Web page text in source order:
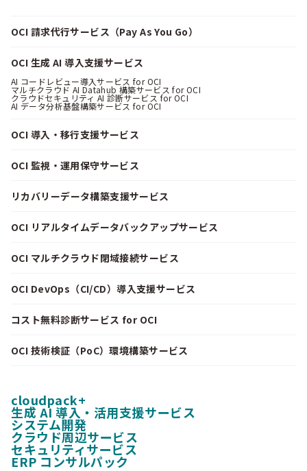
OCI 請求代行サービス（Pay As You Go）
OCI 生成 AI 導入支援サービス
AI コードレビュー導入サービス for OCI
マルチクラウド AI Datahub 構築サービス for OCI
クラウドセキュリティ AI 診断サービス for OCI
AI データ分析基盤構築サービス for OCI
OCI 導入・移行支援サービス
OCI 監視・運用保守サービス
リカバリーデータ構築支援サービス
OCI リアルタイムデータバックアップサービス
OCI マルチクラウド閉域接続サービス
OCI DevOps（CI/CD）導入支援サービス
コスト無料診断サービス for OCI
OCI 技術検証（PoC）環境構築サービス
cloudpack+
生成 AI 導入・活用支援サービス
システム開発
クラウド周辺サービス
セキュリティサービス
ERP コンサルパック